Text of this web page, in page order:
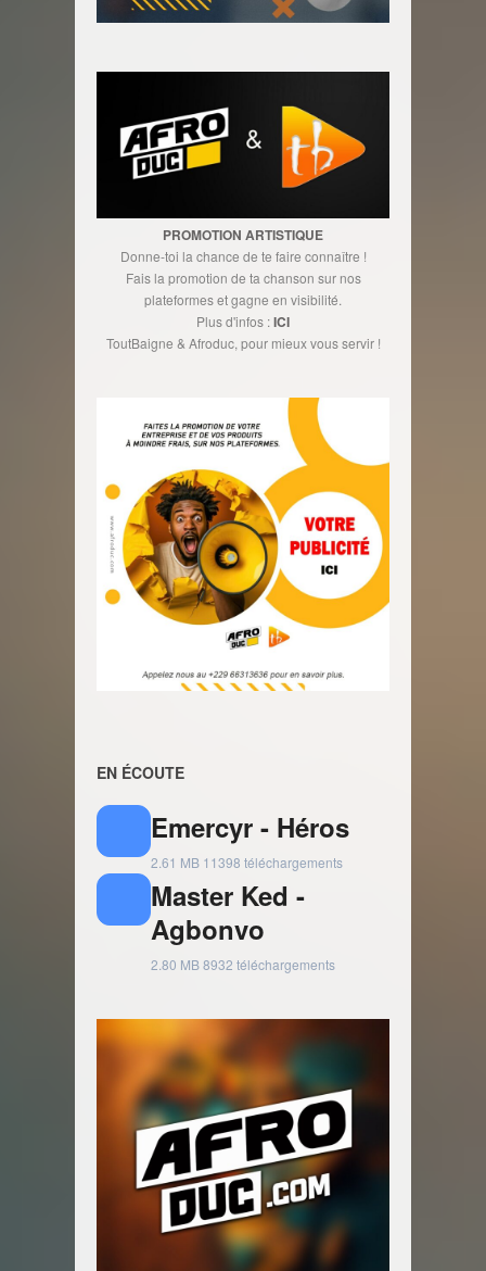
PROMOTION ARTISTIQUE
Donne-toi la chance de te faire connaître !
Fais la promotion de ta chanson sur nos
plateformes et gagne en visibilité.
Plus d'infos :ICI
ToutBaigne & Afroduc, pour mieux vous servir !
EN ÉCOUTE
Emercyr - Héros
2.61 MB 11398 téléchargements
Master Ked -
Agbonvo
2.80 MB8932 téléchargements